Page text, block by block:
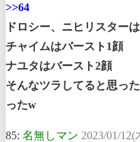
>>64
ドロシー、ニヒリスター
チャイムはバースト1顔
ナユタはバースト2顔
そんなツラしてると思っ
ったw
85: 名無しマン 2023/01/12(